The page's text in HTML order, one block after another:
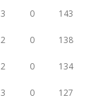
3 0 143
2 0 138
2 0 134
3 0 127